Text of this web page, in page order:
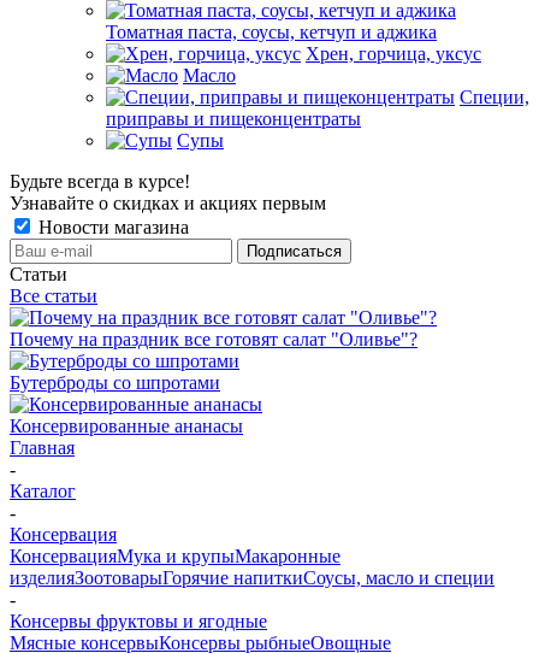
Томатная паста, соусы, кетчуп и аджика
Хрен, горчица, уксус
Масло
Специи,
приправы и пищеконцентраты
Супы
Будьте всегда в курсе!
Узнавайте о скидках и акциях первым
Новости магазина
Статьи
Все статьи
Почему на праздник все готовят салат "Оливье"?
Бутерброды со шпротами
Консервированные ананасы
Главная
-
Каталог
-
Консервация
КонсервацияМука и крупыМакаронные
изделияЗоотоварыГорячие напиткиСоусы, масло и специи
-
Консервы фруктовы и ягодные
Мясные консервыКонсервы рыбныеОвощные